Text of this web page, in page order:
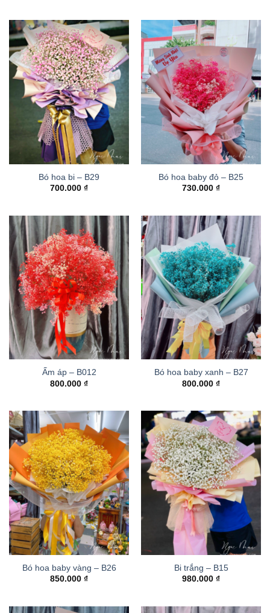
Bó hoa bi – B29
700.000 ₫
Bó hoa baby đỏ – B25
730.000 ₫
Ấm áp – B012
800.000 ₫
Bó hoa baby xanh – B27
800.000 ₫
Bó hoa baby vàng – B26
850.000 ₫
Bi trắng – B15
980.000 ₫